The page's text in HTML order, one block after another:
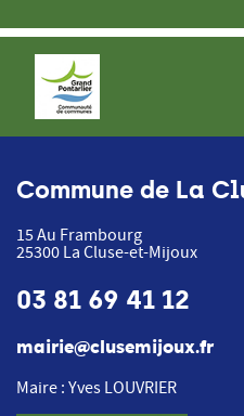
Commune de La
15 Au Frambourg
25300 La Cluse-et-Mijoux
03 81 69 41 12
mairie@clusemijoux.fr
Maire : Yves LOUVRIER